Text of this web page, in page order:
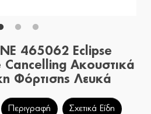
465062 Eclipse
Cancelling Ακουστικά
Φόρτισης Λευκά
Περιγραφή Σχετικά Είδη